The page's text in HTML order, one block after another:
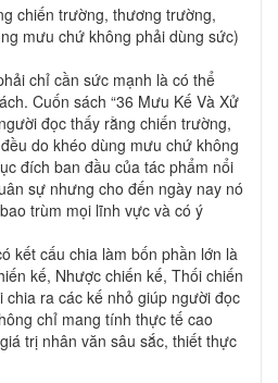
chiến trường, thương trường,
mưu chứ không phải dùng sức)
chỉ cần sức mạnh là có thể
Cuốn sách “36 Mưu Kế Và Xử
đọc thấy rằng chiến trường,
do khéo dùng mưu chứ không
đích ban đầu của tác phẩm nổi
sự nhưng cho đến ngày nay nó
trùm mọi lĩnh vực và có ý
kết cấu chia làm bốn phần lớn là
kế, Nhược chiến kế, Thối chiến
chia ra các kế nhỏ giúp người đọc
chỉ mang tính thực tế cao
trị nhân văn sâu sắc, thiết thực